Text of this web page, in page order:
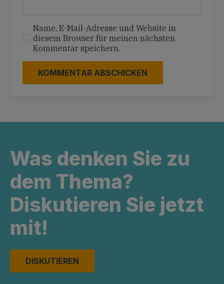
Name, E-Mail-Adresse und Website in
diesem Browser für meinen nächsten
Kommentar speichern.
Was denken Sie zu
dem Thema?
Diskutieren Sie jetzt
mit!
DISKUTIEREN